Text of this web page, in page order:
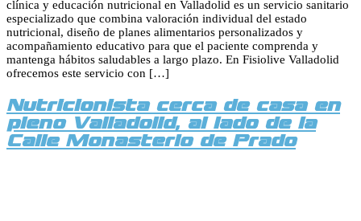
clínica y educación nutricional en Valladolid es un servicio sanitario
especializado que combina valoración individual del estado
nutricional, diseño de planes alimentarios personalizados y
acompañamiento educativo para que el paciente comprenda y
mantenga hábitos saludables a largo plazo. En Fisiolive Valladolid
ofrecemos este servicio con […]
Nutricionista cerca de casa en
pleno Valladolid, al lado de la
Calle Monasterio de Prado